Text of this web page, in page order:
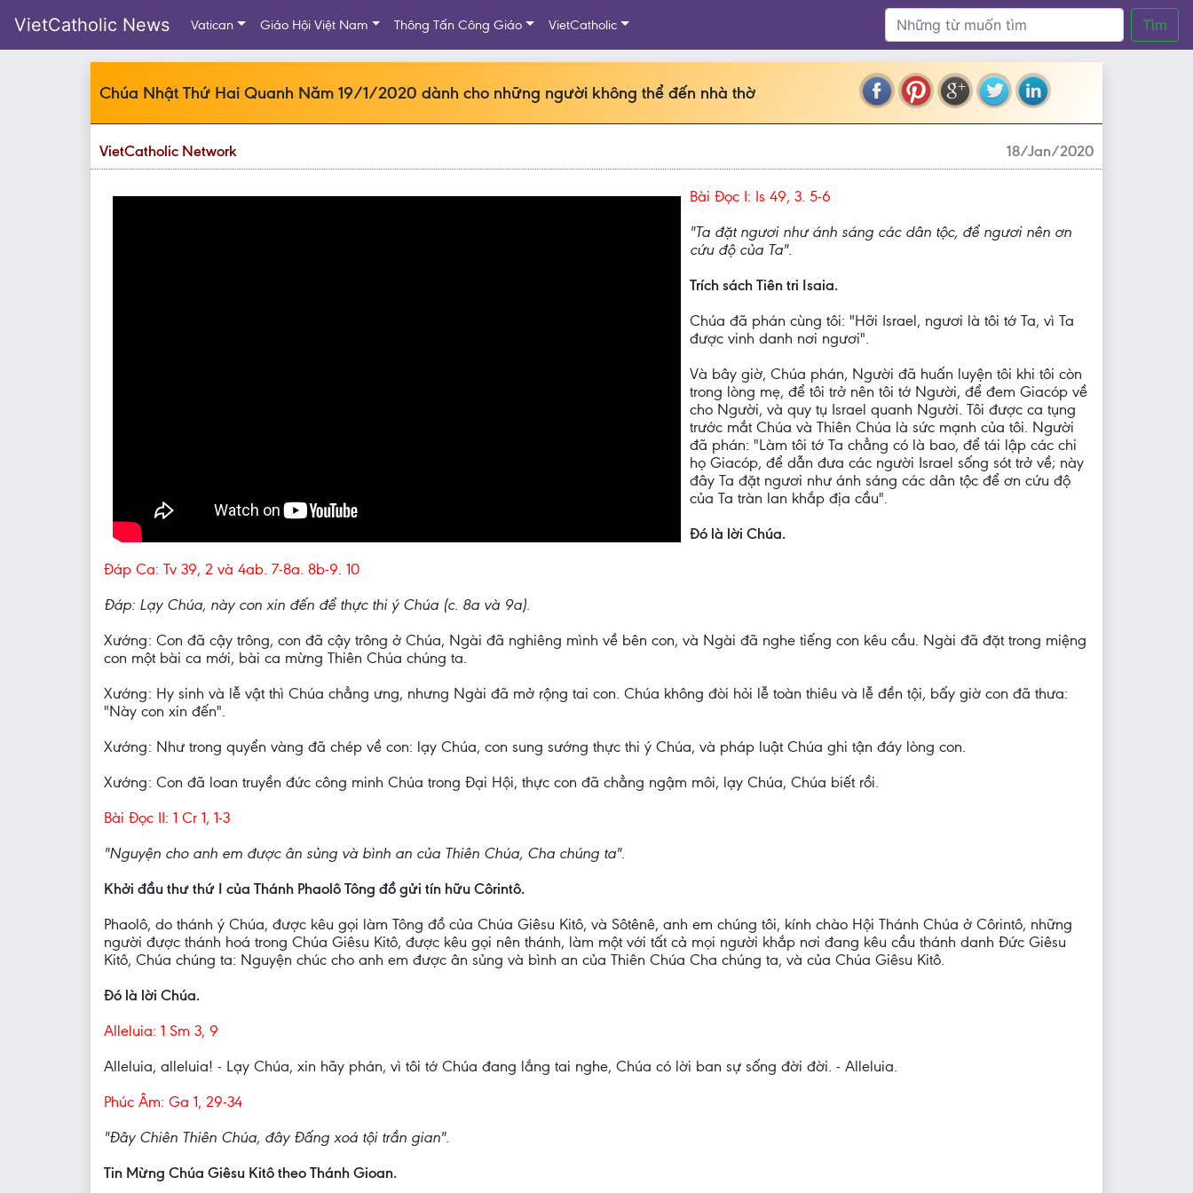
VietCatholic News Vatican Giáo Hội Việt Nam Thông Tấn Công Giáo VietCatholic Tìm
Chúa Nhật Thứ Hai Quanh Năm 19/1/2020 dành cho những người không thể đến nhà thờ
VietCatholic Network 18/Jan/2020
Bài Ðọc I: Is 49, 3. 5-6
"Ta đặt ngươi như ánh sáng các dân tộc, để ngươi nên ơn
cứu độ của Ta".
Trích sách Tiên tri Isaia.
Chúa đã phán cùng tôi: "Hỡi Israel, ngươi là tôi tớ Ta, vì Ta
được vinh danh nơi ngươi".
Và bây giờ, Chúa phán, Người đã huấn luyện tôi khi tôi còn
trong lòng mẹ, để tôi trở nên tôi tớ Người, để đem Giacóp về
cho Người, và quy tụ Israel quanh Người. Tôi được ca tụng
trước mắt Chúa và Thiên Chúa là sức mạnh của tôi. Người
đã phán: "Làm tôi tớ Ta chẳng có là bao, để tái lập các chi
họ Giacóp, để dẫn đưa các người Israel sống sót trở về; này
đây Ta đặt ngươi như ánh sáng các dân tộc để ơn cứu độ
của Ta tràn lan khắp địa cầu".
Ðó là lời Chúa.
Ðáp Ca: Tv 39, 2 và 4ab. 7-8a. 8b-9. 10
Ðáp: Lạy Chúa, này con xin đến để thực thi ý Chúa (c. 8a và 9a).
Xướng: Con đã cậy trông, con đã cậy trông ở Chúa, Ngài đã nghiêng mình về bên con, và Ngài đã nghe tiếng con kêu cầu. Ngài đã đặt trong miệng
con một bài ca mới, bài ca mừng Thiên Chúa chúng ta.
Xướng: Hy sinh và lễ vật thì Chúa chẳng ưng, nhưng Ngài đã mở rộng tai con. Chúa không đòi hỏi lễ toàn thiêu và lễ đền tội, bấy giờ con đã thưa:
"Này con xin đến".
Xướng: Như trong quyển vàng đã chép về con: lạy Chúa, con sung sướng thực thi ý Chúa, và pháp luật Chúa ghi tận đáy lòng con.
Xướng: Con đã loan truyền đức công minh Chúa trong Ðại Hội, thực con đã chẳng ngậm môi, lạy Chúa, Chúa biết rồi.
Bài Ðọc II: 1 Cr 1, 1-3
"Nguyện cho anh em được ân sủng và bình an của Thiên Chúa, Cha chúng ta".
Khởi đầu thư thứ I của Thánh Phaolô Tông đồ gửi tín hữu Côrintô.
Phaolô, do thánh ý Chúa, được kêu gọi làm Tông đồ của Chúa Giêsu Kitô, và Sôtênê, anh em chúng tôi, kính chào Hội Thánh Chúa ở Côrintô, những
người được thánh hoá trong Chúa Giêsu Kitô, được kêu gọi nên thánh, làm một với tất cả mọi người khắp nơi đang kêu cầu thánh danh Ðức Giêsu
Kitô, Chúa chúng ta: Nguyện chúc cho anh em được ân sủng và bình an của Thiên Chúa Cha chúng ta, và của Chúa Giêsu Kitô.
Ðó là lời Chúa.
Alleluia: 1 Sm 3, 9
Alleluia, alleluia! - Lạy Chúa, xin hãy phán, vì tôi tớ Chúa đang lắng tai nghe, Chúa có lời ban sự sống đời đời. - Alleluia.
Phúc Âm: Ga 1, 29-34
"Ðây Chiên Thiên Chúa, đây Ðấng xoá tội trần gian".
Tin Mừng Chúa Giêsu Kitô theo Thánh Gioan.